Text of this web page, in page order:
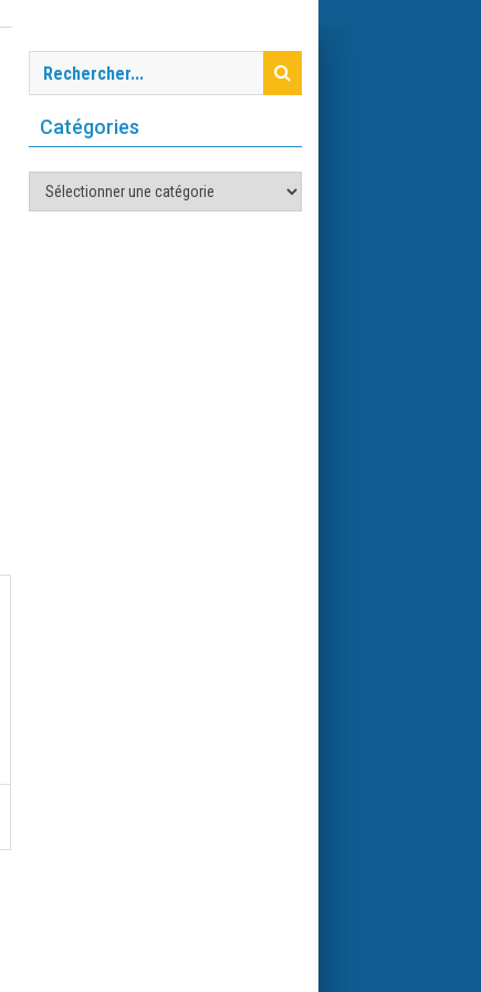
Catégories
Catégories